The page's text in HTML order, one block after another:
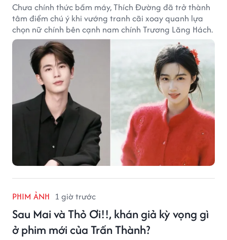
Chưa chính thức bấm máy, Thích Đường đã trở thành
tâm điểm chú ý khi vướng tranh cãi xoay quanh lựa
chọn nữ chính bên cạnh nam chính Trương Lăng Hách.
PHIM ẢNH 1 giờ trước
Sau Mai và Thỏ Ơi!!, khán giả kỳ vọng gì
ở phim mới của Trấn Thành?